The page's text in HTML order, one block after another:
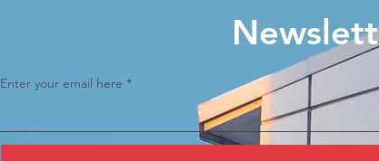
Enter your email here